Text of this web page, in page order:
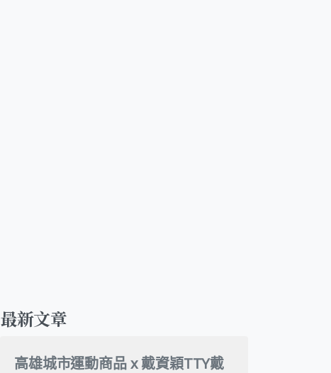
最新文章
高雄城市運動商品 x 戴資穎TTY戴